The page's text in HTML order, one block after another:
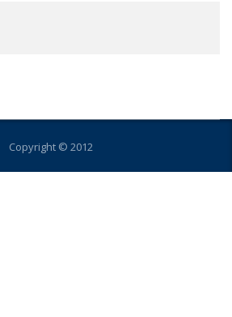
Copyright © 2012